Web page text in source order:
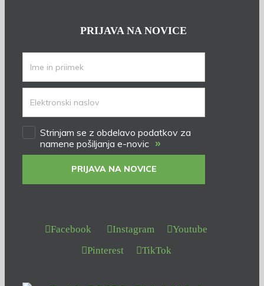
PRIJAVA NA NOVICE
Strinjam se z obdelavo podatkov za
namene pošiljanja e-novic »
PRIJAVA NA NOVICE
Facebook Instagram
Youtube
Pinterest
TikTok